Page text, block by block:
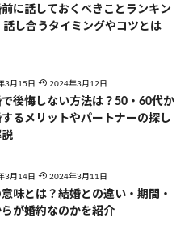
前に話しておくべきことランキン
話し合うタイミングやコツとは
3月15日 2024年3月12日
後悔しない方法は？50・60代か
するメリットやパートナーの探し
3月14日 2024年3月11日
味とは？結婚との違い・期間・
らが婚約なのかを紹介